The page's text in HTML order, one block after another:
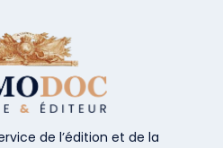
de l’édition et de la